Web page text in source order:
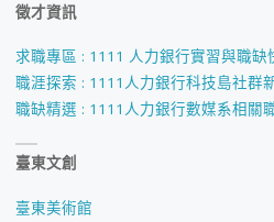
徵才資訊
求職專區 : 1111 人力銀行實習與職缺
職涯探索 : 1111人力銀行科技島社群
職缺精選 : 1111人力銀行數媒系相關
臺東文創
臺東美術館